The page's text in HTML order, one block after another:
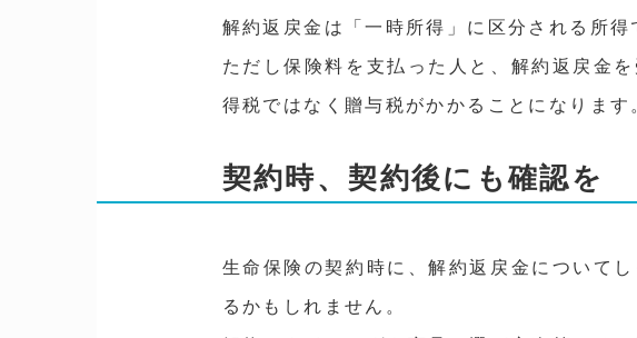
解約返戻金は「一時所得」に区分される所得
ただし保険料を支払った人と、解約返戻金
得税ではなく贈与税がかかることになります
契約時、契約後にも確認を
生命保険の契約時に、解約返戻金について
るかもしれません。